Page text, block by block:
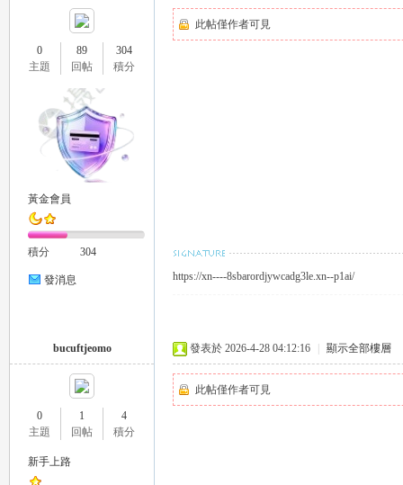
0
主題
89
回帖
304
積分
黃金會員
積分 304
發消息
此帖僅作者可見
https://xn----8sbarordjywcadg3le.xn--p1ai/
bucuftjeomo
0
主題
1
回帖
4
積分
新手上路
發表於 2026-4-28 04:12:16 顯示全部樓層
此帖僅作者可見